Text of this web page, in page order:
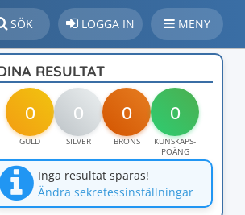
SÖK LOGGA IN MENY
RESULTAT
0 0 0 0
GULD SILVER BRONS
KUNSKAPS-
POÄNG
Inga resultat sparas!
Ändra sekretessinställningar